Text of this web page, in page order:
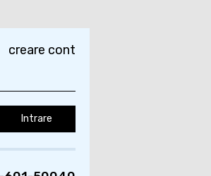
creare cont